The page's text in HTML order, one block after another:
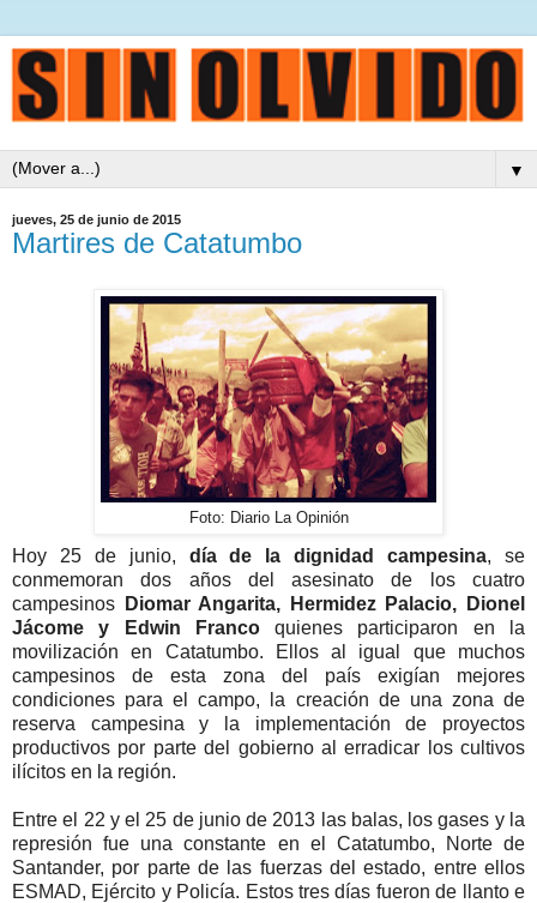
▼
jueves, 25 de junio de 2015
Martires de Catatumbo
Foto: Diario La Opinión
Hoy 25 de junio, día de la dignidad campesina, se
conmemoran dos años del asesinato de los cuatro
campesinos
Diomar Angarita, Hermidez Palacio, Dionel
Jácome y Edwin Francoquienes participaron en la
movilización en Catatumbo. Ellos al igual que muchos
campesinos de esta zona del país exigían mejores
condiciones para el campo, la creación de una zona de
reserva campesina y la implementación de proyectos
productivos por parte del gobierno al erradicar los cultivos
ilícitos en la región.
Entre el 22 y el 25 de junio de 2013 las balas, los gases y la
represión fue una constante en el Catatumbo, Norte de
Santander, por parte de las fuerzas del estado, entre ellos
ESMAD, Ejército y Policía. Estos tres días fueron de llanto e